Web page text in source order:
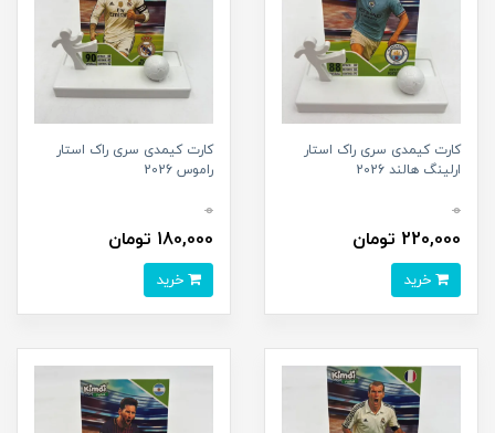
کارت کیمدی سری راک استار
ارلینگ هالند 2026
0
220,000 تومان
کارت کیمدی سری راک استار
راموس 2026
0
180,000 تومان